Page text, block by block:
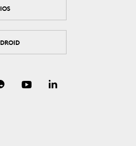
IOS